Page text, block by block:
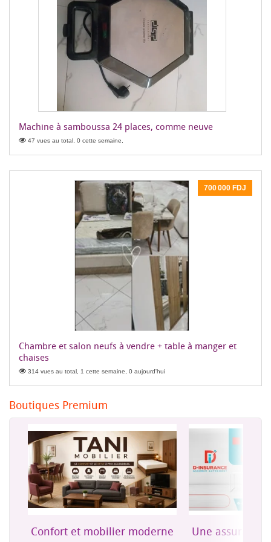
Machine à samboussa 24 places, comme neuve
47 vues au total, 0 cette semaine,
700 000 FDJ
Chambre et salon neufs à vendre + table à manger et
chaises
314 vues au total, 1 cette semaine, 0 aujourd'hui
Boutiques Premium
Confort et mobilier moderne
Une